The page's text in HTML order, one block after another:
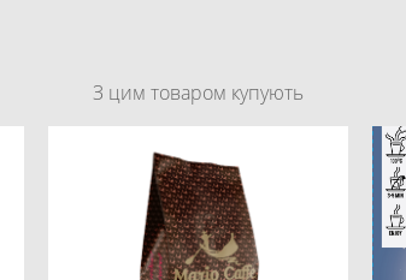
З цим товаром купують